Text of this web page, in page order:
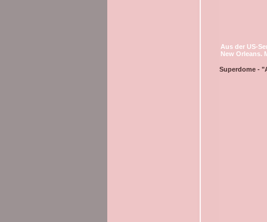
Aus der US-
New Orleans.
Superdome -